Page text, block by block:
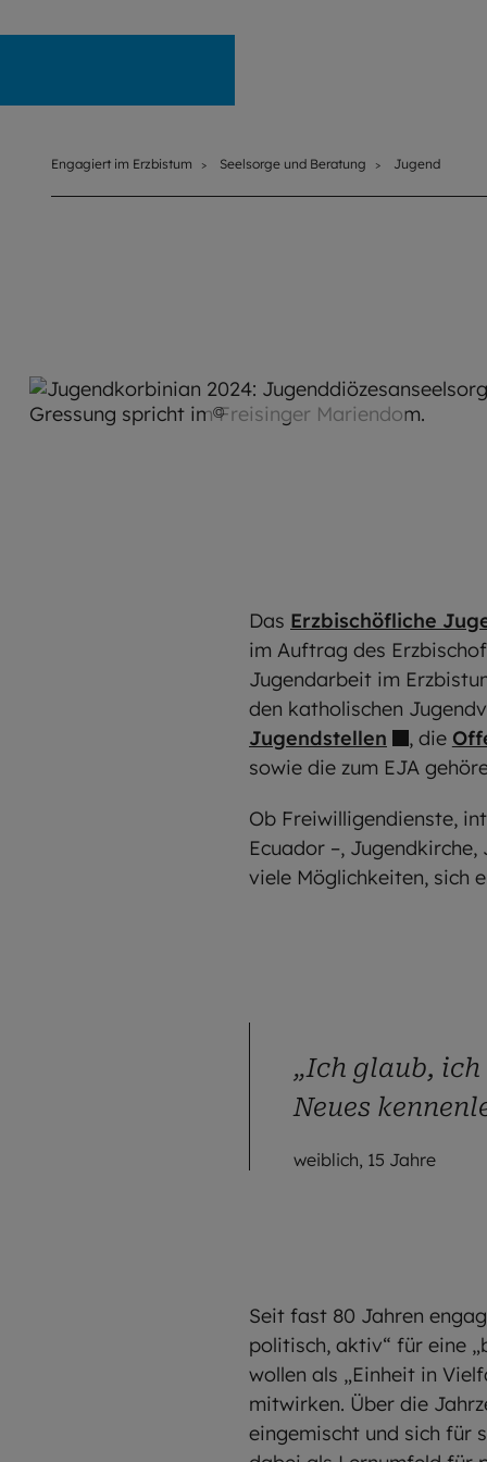
Engagiert im Erzbistum Seelsorge und Beratung Jugend
© Daniel Körberle / EOM
Das Erzbischöfliche
im Auftrag des
Jugendarbeit im
den katholischen
Jugendstellen
, die
sowie die zum EJA
Ob Freiwilligendienste,
Ecuador –,
viele Möglichkeiten, sich
„Ich glaub,
Neues
weiblich, 15 Jahre
Seit fast 80 Jahren
politisch, aktiv“ für eine
wollen als „Einheit in
mitwirken. Über die
eingemischt und sich für